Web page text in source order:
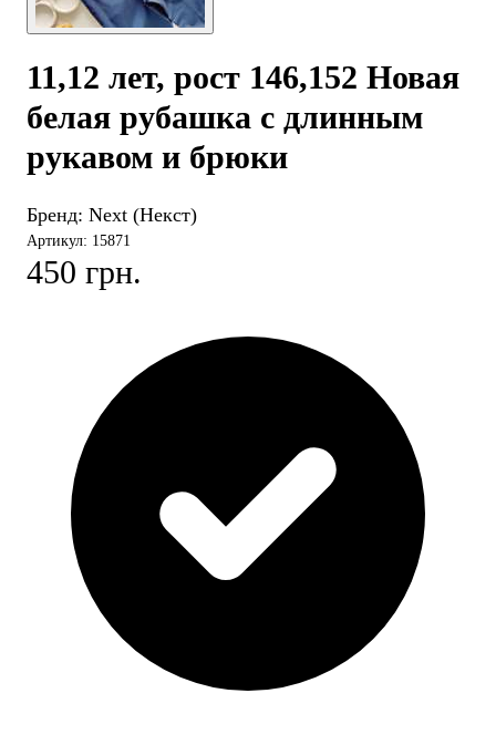
11,12 лет, рост 146,152 Новая
белая рубашка с длинным
рукавом и брюки
Бренд: Next (Некст)
Артикул: 15871
450 грн.